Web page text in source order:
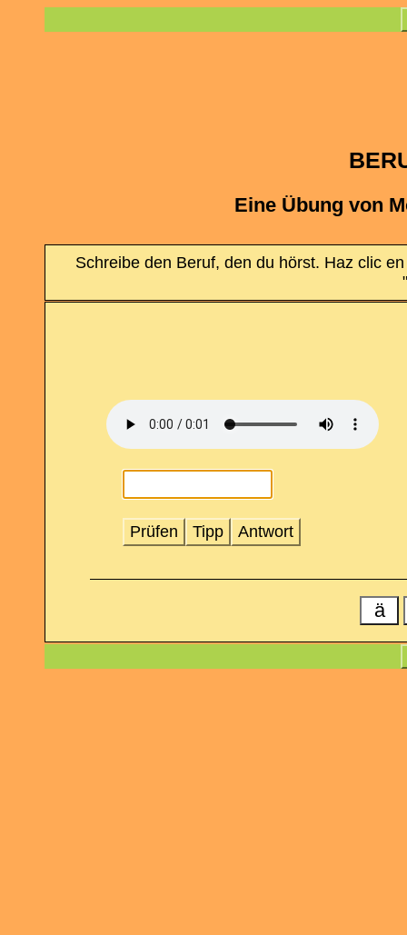
Eine Übung von
Schreibe den Beruf, den du hörst. Haz clic
Prüfen Tipp Antwort
ä